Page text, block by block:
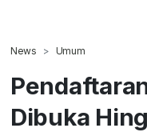
News Umum
Dibuka